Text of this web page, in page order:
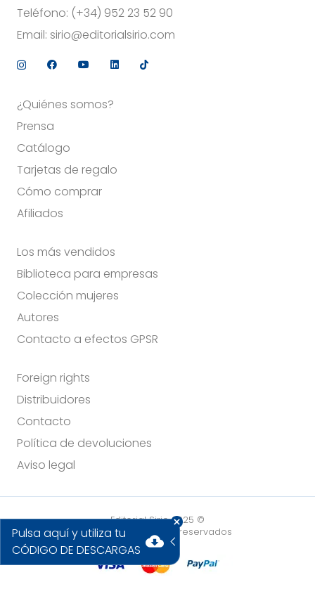
Teléfono: (+34) 952 23 52 90
Email: sirio@editorialsirio.com
cloud_download
Pulsa aquí y utiliza tu
CÓDIGO DE DESCARGAS
¿Quiénes somos?
Prensa
Catálogo
Tarjetas de regalo
Cómo comprar
Afiliados
Los más vendidos
Biblioteca para empresas
Colección mujeres
Autores
Contacto a efectos GPSR
Foreign rights
Distribuidores
Contacto
Política de devoluciones
Aviso legal
Editorial Sirio 2025 ©
Todos los derechos reservados